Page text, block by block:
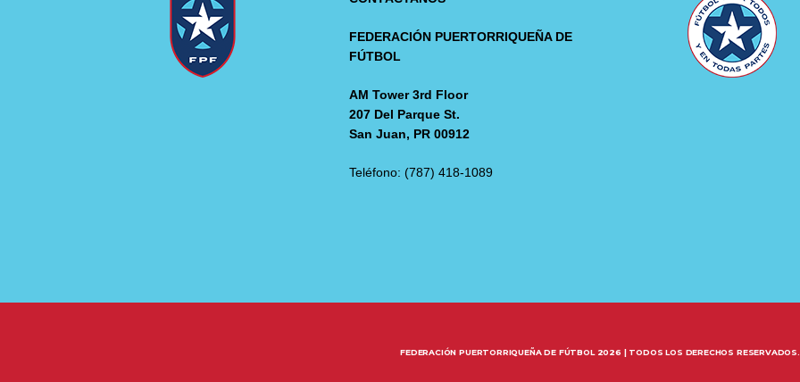
FEDERACIÓN PUERTORRIQUEÑA DE
FÚTBOL
AM Tower 3rd Floor
207 Del Parque St.
San Juan, PR 00912
Teléfono: (787) 418-1089
FEDERACIÓN PUERTORRIQUEÑA DE FÚTBOL 2026 | TODOS LOS DERECHOS RESERVADOS.